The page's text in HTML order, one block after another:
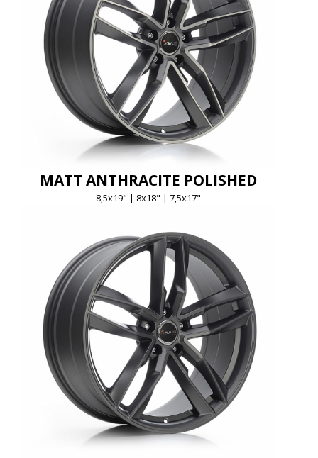
MATT ANTHRACITE POLISHED
8,5x19" | 8x18" | 7,5x17"